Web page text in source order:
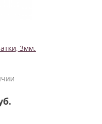
3мм.